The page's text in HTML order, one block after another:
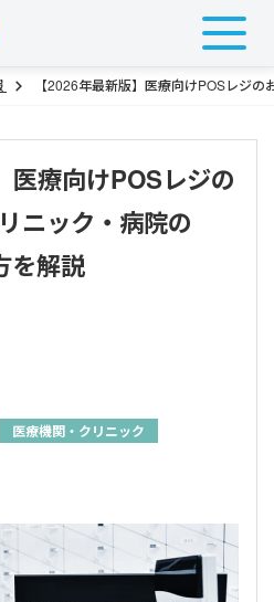
【2026年最新版】医療向けPOSレジ
医療向けPOSレジの
ニック・病院の
を解説
医療機関・クリニック